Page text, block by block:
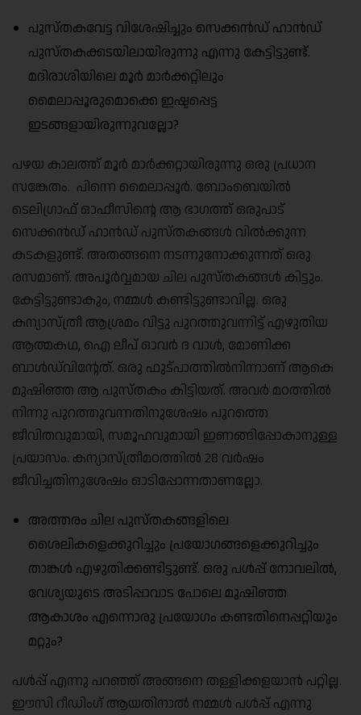
പുസ്തകവേട്ട വിശേഷിച്ചും സെക്കൻഡ് ഹാൻഡ്
പുസ്തകക്കടയിലായിരുന്നു എന്നു കേട്ടിട്ടുണ്ട്.
മദിരാശിയിലെ മൂർ മാർക്കറ്റിലും
മൈലാപ്പൂരുമൊക്കെ ഇഷ്ടപ്പെട്ട
ഇടങ്ങളായിരുന്നുവല്ലോ?
പഴയ കാലത്ത് മൂർ മാർക്കറ്റായിരുന്നു ഒരു പ്രധാന
സങ്കേതം. പിന്നെ മൈലാപ്പൂർ. ബോംബെയിൽ
ടെലിഗ്രാഫ് ഓഫീസിൻ്റെ ആ ഭാഗത്ത് ഒരുപാട്
സെക്കൻഡ് ഹാൻഡ് പുസ്തകങ്ങൾ വിൽക്കുന്ന
കടകളുണ്ട്. അതങ്ങനെ നടന്നുനോക്കുന്നത് ഒരു
രസമാണ്. അപൂർവ്വമായ ചില പുസ്തകങ്ങൾ കിട്ടും.
കേട്ടിട്ടുണ്ടാകും, നമ്മൾ കണ്ടിട്ടുണ്ടാവില്ല. ഒരു
കന്യാസ്ത്രീ ആശ്രമം വിട്ടു പുറത്തുവന്നിട്ട് എഴുതിയ
ആത്മകഥ, ഐ ലീപ് ഓവർ ദ വാൾ, മോണിക്ക
ബാൾഡ്‌വിന്റേത്. ഒരു ഫുട്പാത്തിൽനിന്നാണ് ആകെ
മുഷിഞ്ഞ ആ പുസ്തകം കിട്ടിയത്. അവർ മഠത്തിൽ
നിന്നു പുറത്തുവന്നതിനുശേഷം പുറത്തെ
ജീവിതവുമായി, സമൂഹവുമായി ഇണങ്ങിപ്പോകാനുള്ള
പ്രയാസം. കന്യാസ്ത്രീമഠത്തിൽ 28 വർഷം
ജീവിച്ചതിനുശേഷം ഓടിപ്പോന്നതാണല്ലോ.
അത്തരം ചില പുസ്തകങ്ങളിലെ
ശൈലികളെക്കുറിച്ചും പ്രയോഗങ്ങളെക്കുറിച്ചും
താങ്കൾ എഴുതിക്കണ്ടിട്ടുണ്ട്. ഒരു പൾപ്പ് നോവലിൽ,
വേശ്യയുടെ അടിപ്പാവാട പോലെ മുഷിഞ്ഞ
ആകാശം എന്നൊരു പ്രയോഗം കണ്ടതിനെപ്പറ്റിയും
മറ്റും?
പൾപ്പ് എന്നു പറഞ്ഞ് അങ്ങനെ തള്ളിക്കളയാൻ പറ്റില്ല.
ഈസി റീഡിംഗ് ആയതിനാൽ നമ്മൾ പൾപ്പ് എന്നു